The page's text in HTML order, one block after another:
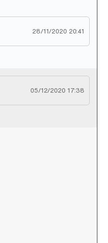
28/11/2020 20:41
05/12/2020 17:38